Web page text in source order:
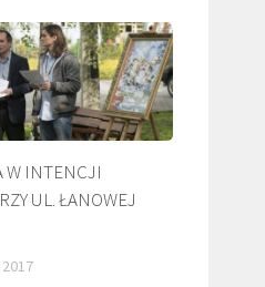
W INTENCJI
UL. ŁANOWEJ
2017